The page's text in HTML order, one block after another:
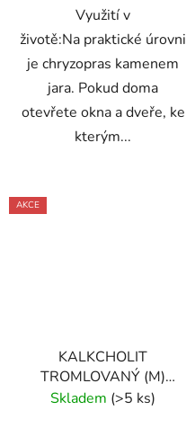
Využití v
životě:Na praktické úrovni
je chryzopras kamenem
jara. Pokud doma
otevřete okna a dveře, ke
kterým...
AKCE
KALKCHOLIT
TROMLOVANÝ (M)
PERU
Skladem (>5 ks)